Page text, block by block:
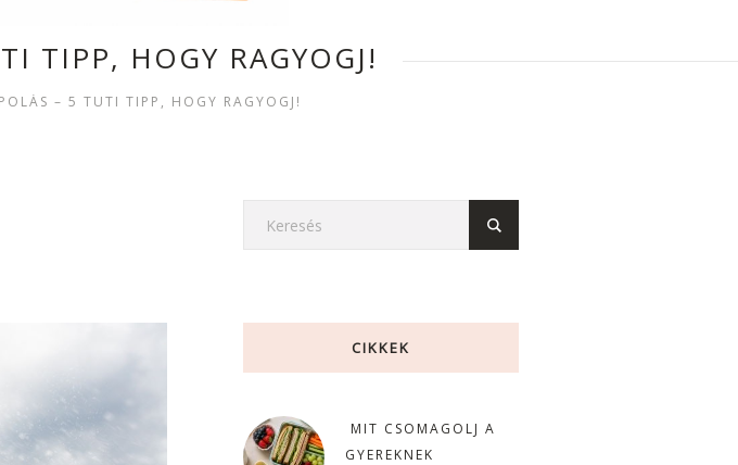
TIPP, HOGY RAGYOGJ!
– 5 TUTI TIPP, HOGY RAGYOGJ!
CIKKEK
MIT CSOMAGOLJ A
GYEREKNEK